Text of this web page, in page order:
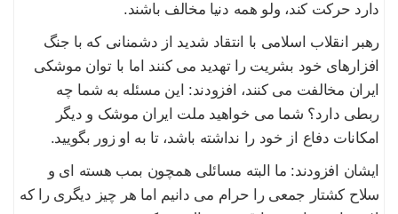
دارد حرکت کند، ولو همه دنیا مخالف باشند.
رهبر انقلاب اسلامی با انتقاد شدید از دشمنانی که با جنگ
افزارهای خود بشریت را تهدید می کنند اما با توان موشکی
ایران مخالفت می کنند، افزودند: این مسئله به شما چه
ربطی دارد؟ شما می خواهید ملت ایران موشک و دیگر
امکانات دفاع از خود را نداشته باشد، تا به او زور بگویید.
ایشان افزودند: ما البته مسائلی همچون بمب هسته ای و
سلاح کشتار جمعی را حرام می دانیم اما هر چیز دیگری را که